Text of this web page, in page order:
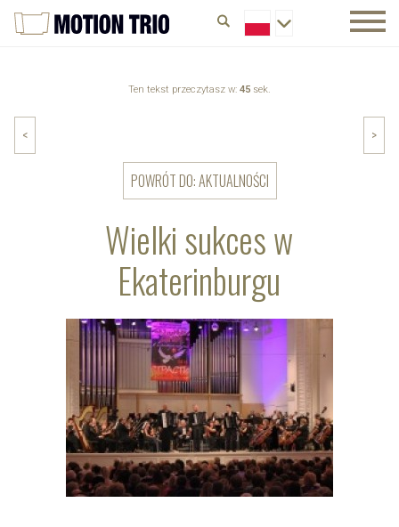
Ten tekst przeczytasz w: 45 sek.
Wielki sukces w
Ekaterinburgu
< >
POWRÓT DO: AKTUALNOŚCI